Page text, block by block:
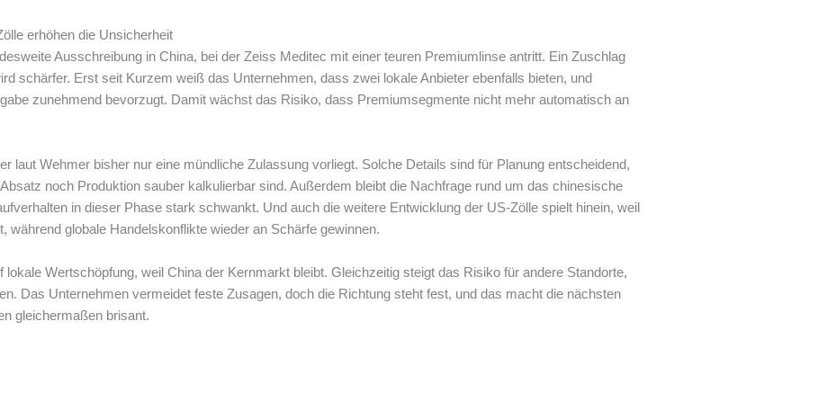
erhöhen die Unsicherheit
Ausschreibung in China, bei der Zeiss Meditec mit einer teuren Premiumlinse antritt. Ein Zuschlag
schärfer. Erst seit Kurzem weiß das Unternehmen, dass zwei lokale Anbieter ebenfalls bieten, und
zunehmend bevorzugt. Damit wächst das Risiko, dass Premiumsegmente nicht mehr automatisch an
laut Wehmer bisher nur eine mündliche Zulassung vorliegt. Solche Details sind für Planung entscheidend,
noch Produktion sauber kalkulierbar sind. Außerdem bleibt die Nachfrage rund um das chinesische
in dieser Phase stark schwankt. Und auch die weitere Entwicklung der US-Zölle spielt hinein, weil
während globale Handelskonflikte wieder an Schärfe gewinnen.
Wertschöpfung, weil China der Kernmarkt bleibt. Gleichzeitig steigt das Risiko für andere Standorte,
Das Unternehmen vermeidet feste Zusagen, doch die Richtung steht fest, und das macht die nächsten
gleichermaßen brisant.